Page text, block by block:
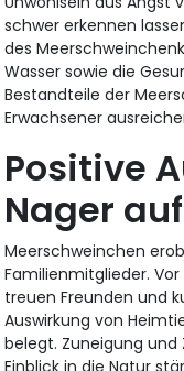
schwer erkennen
des
Wasser sowie die
Bestandteile der
Erwachsener
Positive
Nager
Meerschweinchen
Familienmitglieder.
treuen Freunden und
Auswirkung von
belegt. Zuneigung
Einblick in die Natur